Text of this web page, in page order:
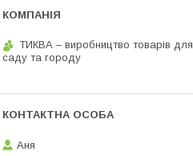
ТИКВА – виробництво товарів для
саду та городу
Аня